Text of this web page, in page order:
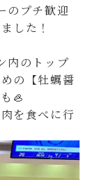
のプチ歓迎
した！
内のトップ
の【牡蠣醤
🦪
を食べに行